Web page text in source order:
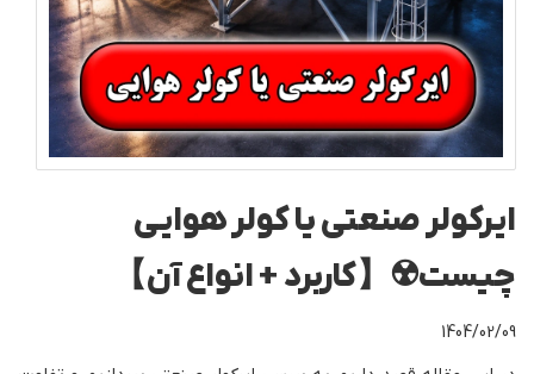
ایرکولر صنعتی یا کولر هوایی
چیست☢️【کاربرد + انواع آن】
1404/02/09